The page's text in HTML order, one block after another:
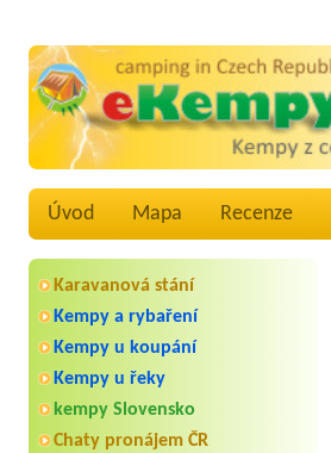
Úvod Mapa Recenze
Karavanová stání
Kempy a rybaření
Kempy u koupání
Kempy u řeky
kempy Slovensko
Chaty pronájem ČR